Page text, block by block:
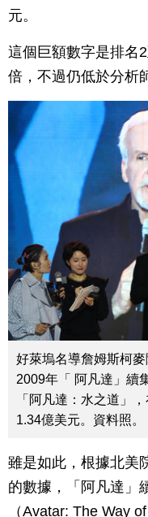
元。
這個巨額數字是排名
倍，不過仍低於分析
好萊塢名導詹姆斯柯麥
2009年「 阿凡達」續
「阿凡達：水之道」
1.34億美元。資料照。
雖是如此，根據北美
的數據，「阿凡達」
（Avatar: The Way